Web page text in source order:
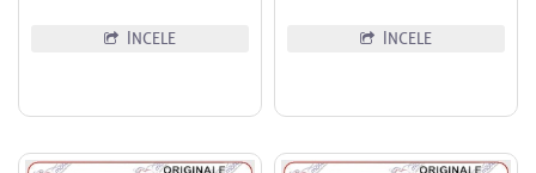
İNCELE İNCELE